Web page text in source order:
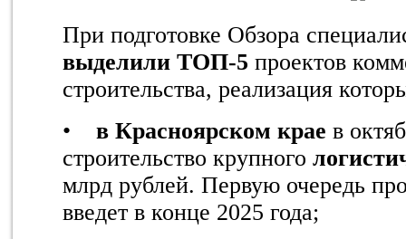
При подготовке Обзора
выделили ТОП-5 проектов
строительства, реализация
• в Красноярском крае в
строительство крупного
млрд рублей. Первую очередь
введет в конце 2025 года;